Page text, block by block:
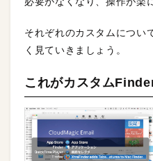
それぞれのカスタムについ
く見ていきましょう。
これがカスタム